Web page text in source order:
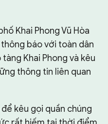
Khai Phong Vũ Hòa
báo với toàn dân
Khai Phong và kêu
thông tin liên quan
kêu gọi quần chúng